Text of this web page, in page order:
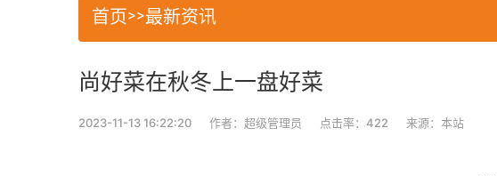
首页>>最新资讯
尚好菜在秋冬上一盘好菜
2023-11-13 16:22:20 作者：超级管理员 点击率：422 来源：本站